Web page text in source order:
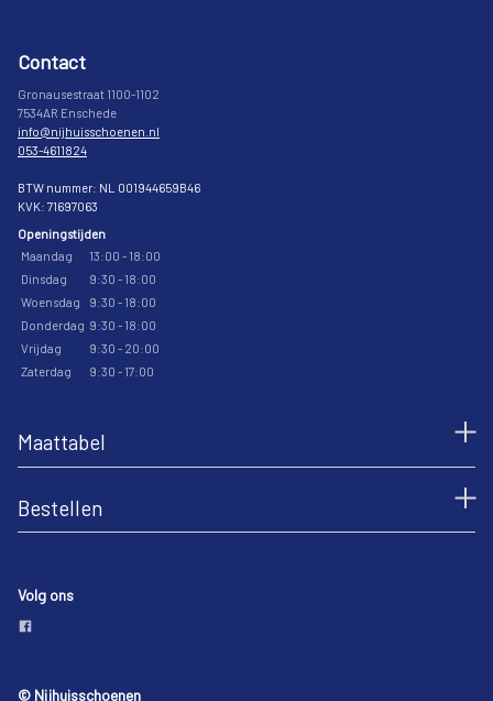
Contact
Gronausestraat 1100-1102
7534AR Enschede
info@nijhuisschoenen.nl
053-4611824
BTW nummer: NL 001944659B46
KVK: 71697063
Openingstijden
Maandag
13:00 - 18:00
Dinsdag
9:30 - 18:00
Woensdag
9:30 - 18:00
Donderdag 9:30 - 18:00
Vrijdag
9:30 - 20:00
Zaterdag
9:30 - 17:00
Maattabel
Bestellen
Volg ons
© Nijhuisschoenen